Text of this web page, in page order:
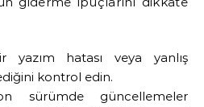
yazım hatası veya yanlış
kontrol edin.
sürümde güncellemeler